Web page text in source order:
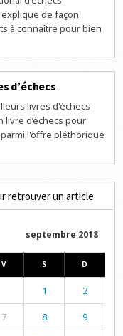
de façon
à connaître pour bien
d’échecs
livres d'échecs
livre d’échecs pour
l'offre pléthorique
retrouver un article
septembre 2018
V S D
1 2
7 8 9